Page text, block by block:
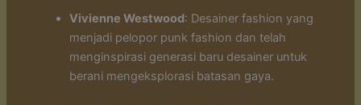
Vivienne Westwood: Desainer fashion yang
menjadi pelopor punk fashion dan telah
menginspirasi generasi baru desainer untuk
berani mengeksplorasi batasan gaya.